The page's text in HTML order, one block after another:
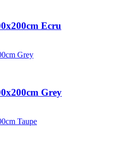
Ecru
Grey